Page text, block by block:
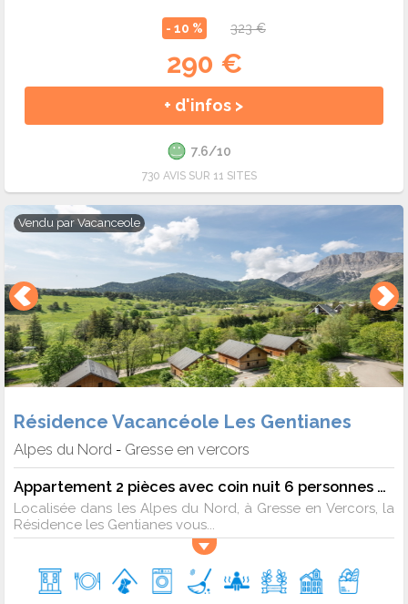
- 10 % 323 €
290 €
+ d'infos >
7.6/10
730 AVIS SUR 11 SITES
Vendu par Vacanceole
Résidence Vacancéole Les Gentianes
Alpes du Nord - Gresse en vercors
Appartement 2 pièces avec coin nuit 6 personnes mansardé
Localisée dans les Alpes du Nord, à Gresse en Vercors, la
Résidence les Gentianes vous...